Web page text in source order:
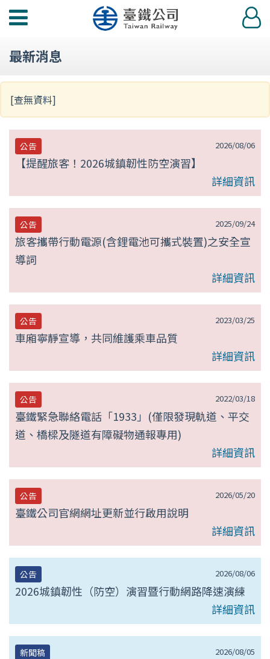
功
選
登
入
最新消息
[查無資料]
2026/08/06
公告
【提醒旅客！2026城鎮韌性防空演習】
詳細資訊
2025/09/24
公告
旅客攜帶行動電源(含鋰電池可攜式裝置)之安全宣
導詞
詳細資訊
2023/03/25
公告
車廂寧靜宣導，共同維護乘車品質
詳細資訊
2022/03/18
公告
臺鐵緊急聯絡電話「1933」(僅限發現軌道、平交
道、橋樑及隧道有障礙物通報專用)
詳細資訊
2026/05/20
公告
臺鐵公司官網網址更新並行啟用說明
詳細資訊
2026/08/06
公告
2026城鎮韌性（防空）演習暨行動網路降速演練
詳細資訊
2026/08/05
新聞稿